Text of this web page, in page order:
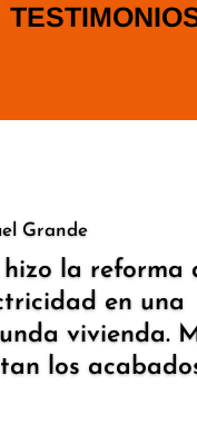
Grande
hizo la reforma
en una
vivienda.
los